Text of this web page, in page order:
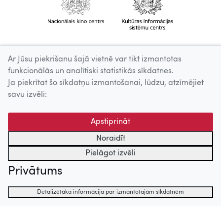
Ar Jūsu piekrišanu šajā vietnē var tikt izmantotas
funkcionālās un analītiski statistikās sīkdatnes.
Ja piekrītat šo sīkdatņu izmantošanai, lūdzu, atzīmējiet
savu izvēli:
Apstiprināt
Noraidīt
Pielāgot izvēli
Privātums
Detalizētāka informācija par izmantotajām sīkdatnēm